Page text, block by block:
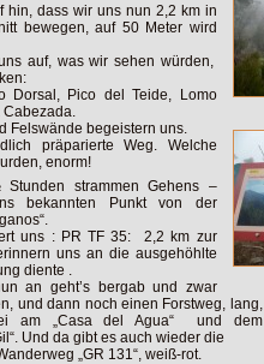
hin, dass wir uns nun 2,2 km in
bewegen, auf 50 Meter wird
auf, was wir sehen würden,
Dorsal, Pico del Teide, Lomo
Cabezada.
Felswände begeistern uns.
präparierte Weg. Welche
enorm!
strammen Gehens –
bekannten Punkt von der
uns : PR TF 35: 2,2 km zur
uns an die ausgehöhlte
diente .
an geht’s bergab und zwar
und dann noch einen Forstweg, lang,
am „Casa del Agua“ und dem
Und da gibt es auch wieder die
„GR 131“, weiß-rot.